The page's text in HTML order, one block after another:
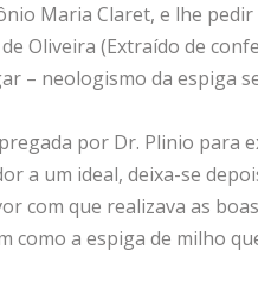
Maria Claret, e lhe
Oliveira (Extraído de
– neologismo da espiga
por Dr. Plinio para
a um ideal, deixa-se
com que realizava as
como a espiga de milho